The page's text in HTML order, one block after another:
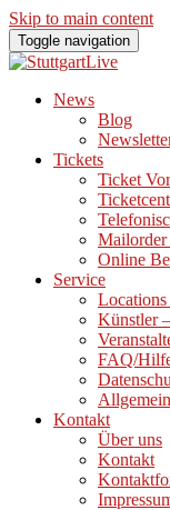
Skip to main content
Toggle navigation
News
Blog
Tickets
Ticket
Mailorder
Online
Service
Locations
Künstler
FAQ/
Kontakt
Über uns
Kontakt